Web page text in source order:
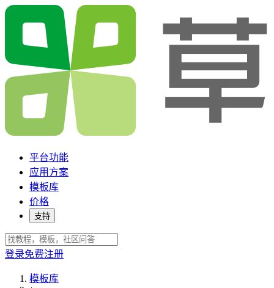
平台功能
应用方案
模板库
价格
支持
登录免费注册
模板库